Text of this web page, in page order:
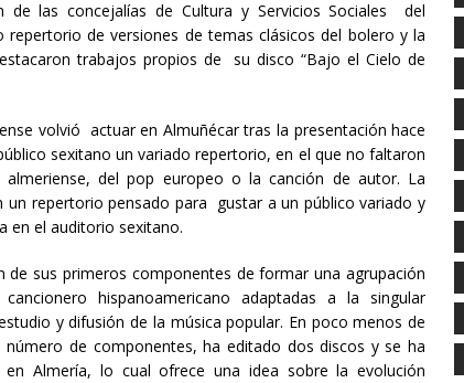
las concejalías de Cultura y Servicios Sociales del
de versiones de temas clásicos del bolero y la
trabajos propios de su disco “Bajo el Cielo de
volvió actuar en Almuñécar tras la presentación hace
sexitano un variado repertorio, en el que no faltaron
del pop europeo o la canción de autor. La
repertorio pensado para gustar a un público variado y
en el auditorio sexitano.
sus primeros componentes de formar una agrupación
hispanoamericano adaptadas a la singular
y difusión de la música popular. En poco menos de
de componentes, ha editado dos discos y se ha
Almería, lo cual ofrece una idea sobre la evolución